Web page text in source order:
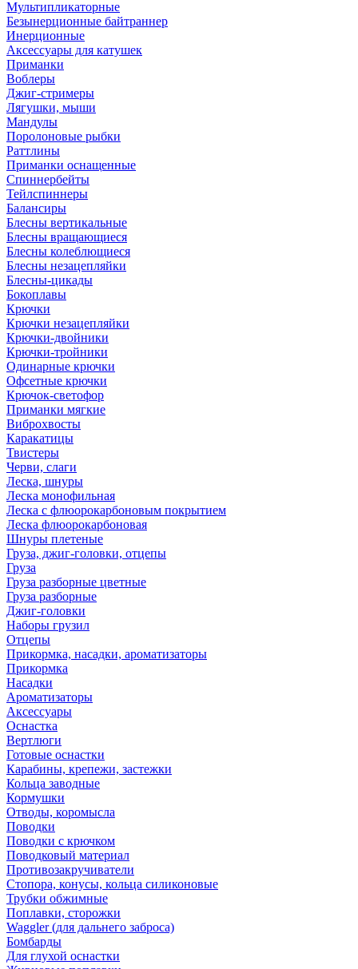
Мультипликаторные
Безынерционные байтраннер
Инерционные
Аксессуары для катушек
Приманки
Воблеры
Джиг-стримеры
Лягушки, мыши
Мандулы
Поролоновые рыбки
Раттлины
Приманки оснащенные
Спиннербейты
Тейлспиннеры
Балансиры
Блесны вертикальные
Блесны вращающиеся
Блесны колеблющиеся
Блесны незацепляйки
Блесны-цикады
Бокоплавы
Крючки
Крючки незацепляйки
Крючки-двойники
Крючки-тройники
Одинарные крючки
Офсетные крючки
Крючок-светофор
Приманки мягкие
Виброхвосты
Каракатицы
Твистеры
Черви, слаги
Леска, шнуры
Леска монофильная
Леска с флюорокарбоновым покрытием
Леска флюорокарбоновая
Шнуры плетеные
Груза, джиг-головки, отцепы
Груза
Груза разборные цветные
Груза разборные
Джиг-головки
Наборы грузил
Отцепы
Прикормка, насадки, ароматизаторы
Прикормка
Насадки
Ароматизаторы
Аксессуары
Оснастка
Вертлюги
Готовые оснастки
Карабины, крепежи, застежки
Кольца заводные
Кормушки
Отводы, коромысла
Поводки
Поводки с крючком
Поводковый материал
Противозакручиватели
Стопора, конусы, кольца силиконовые
Трубки обжимные
Поплавки, сторожки
Waggler (для дальнего заброса)
Бомбарды
Для глухой оснастки